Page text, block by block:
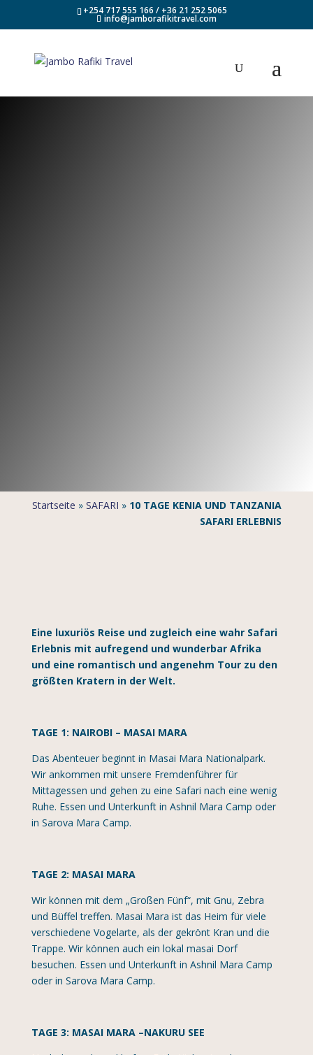
+254 717 555 166 / +36 21 252 5065
info@jamborafikitravel.com
Startseite »SAFARI » 10 TAGE KENIA UND TANZANIA
SAFARI ERLEBNIS
Eine luxuriös Reise und zugleich eine wahr Safari
Erlebnis mit aufregend und wunderbar Afrika
und eine romantisch und angenehm Tour zu den
größten Kratern in der Welt.
TAGE 1: NAIROBI – MASAI MARA
Das Abenteuer beginnt in Masai Mara Nationalpark.
Wir ankommen mit unsere Fremdenführer für
Mittagessen und gehen zu eine Safari nach eine wenig
Ruhe. Essen und Unterkunft in Ashnil Mara Camp oder
in Sarova Mara Camp.
TAGE 2: MASAI MARA
Wir können mit dem „Großen Fünf“, mit Gnu, Zebra
und Büffel treffen. Masai Mara ist das Heim für viele
verschiedene Vogelarte, als der gekrönt Kran und die
Trappe. Wir können auch ein lokal masai Dorf
besuchen. Essen und Unterkunft in Ashnil Mara Camp
oder in Sarova Mara Camp.
TAGE 3: MASAI MARA –NAKURU SEE